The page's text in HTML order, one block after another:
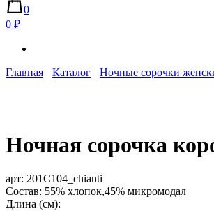
0
0 ₽
Главная Каталог Ночные сорочки
Ночная сорочка
арт: 201C104_chianti
Состав: 55% хлопок,45% микромодал
Длина (см):